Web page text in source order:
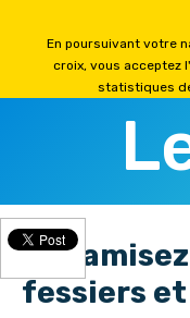
fessiers